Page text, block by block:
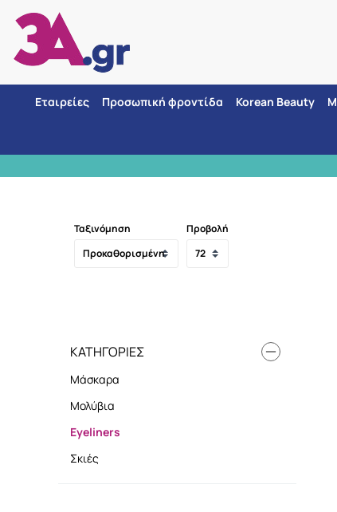
Εταιρείες Προσωπική φροντίδα Korean Beauty
Ταξινόμηση Προβολή
ΚΑΤΗΓΟΡΊΕΣ
Μάσκαρα
Μολύβια
Eyeliners
Σκιές